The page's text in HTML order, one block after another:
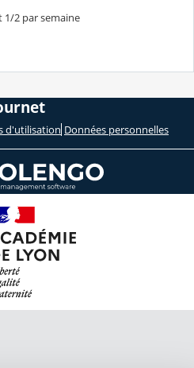
1/2 par semaine
d'utilisation Données personnelles